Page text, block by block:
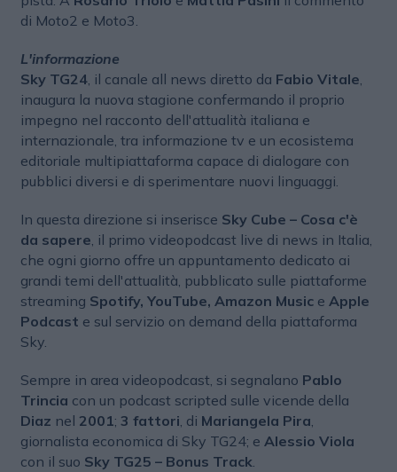
di Moto2 e Moto3.
L'informazione
Sky TG24, il canale all news diretto da Fabio Vitale,
inaugura la nuova stagione confermando il proprio
impegno nel racconto dell'attualità italiana e
internazionale, tra informazione tv e un ecosistema
editoriale multipiattaforma capace di dialogare con
pubblici diversi e di sperimentare nuovi linguaggi.
In questa direzione si inserisce Sky Cube – Cosa c'è
da sapere, il primo videopodcast live di news in Italia,
che ogni giorno offre un appuntamento dedicato ai
grandi temi dell'attualità, pubblicato sulle piattaforme
streaming Spotify, YouTube, Amazon Music e Apple
Podcast e sul servizio on demand della piattaforma
Sky.
Sempre in area videopodcast, si segnalano Pablo
Trincia con un podcast scripted sulle vicende della
Diaz nel 2001; 3 fattori, di Mariangela Pira,
giornalista economica di Sky TG24; e Alessio Viola
con il suo Sky TG25 – Bonus Track.